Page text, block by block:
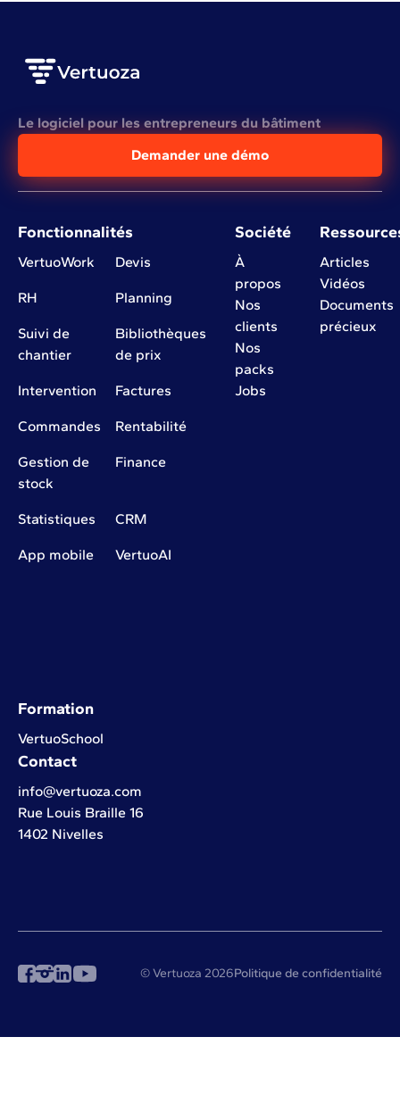
Le logiciel pour les entrepreneurs du bâtiment
Demander une démo
Fonctionnalités
VertuoWork Devis
RH Planning
Suivi de
chantier
Bibliothèques
de prix
Intervention Factures
Commandes Rentabilité
Gestion de
stock
Finance
Statistiques CRM
App mobile VertuoAI
Société
À
propos
Nos
clients
Nos
packs
Jobs
Articles
Vidéos
Documents
précieux
Formation
VertuoSchool
Contact
info@vertuoza.com
Rue Louis Braille 16
1402 Nivelles
© Vertuoza 2026Politique de confidentialité